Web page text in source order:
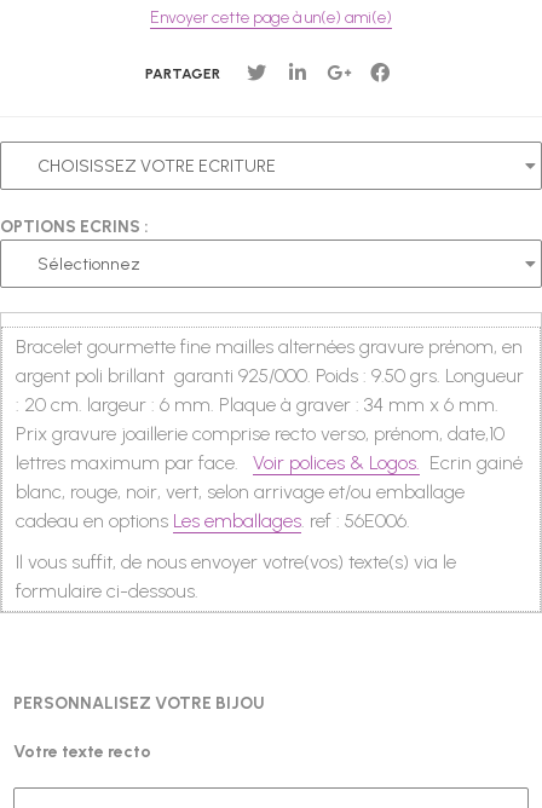
Envoyer cette page à un(e) ami(e)
PARTAGER
OPTIONS ECRINS :
Bracelet gourmette fine mailles alternées gravure prénom, en
argent poli brillant garanti 925/000. Poids : 9.50 grs. Longueur
: 20 cm. largeur : 6 mm. Plaque à graver : 34 mm x 6 mm.
Prix gravure joaillerie comprise recto verso, prénom, date,10
lettres maximum par face.Voir polices & Logos.
Ecrin gainé
blanc, rouge, noir, vert, selon arrivage et/ou emballage
cadeau en options Les emballages . ref : 56E006.
Il vous suffit, de nous envoyer votre(vos) texte(s) via le
formulaire ci-dessous.
PERSONNALISEZ VOTRE BIJOU
Votre texte recto